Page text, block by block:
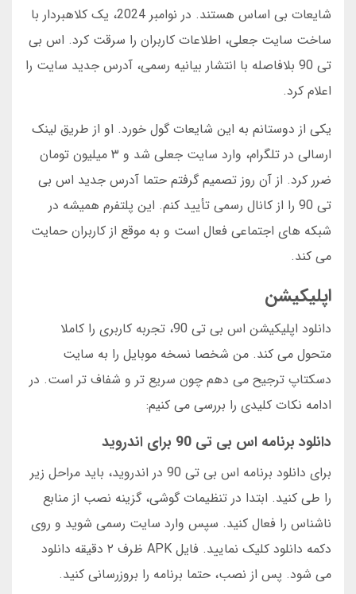
شایعات بی اساس هستند. در نوامبر 2024، یک کلاهبردار با
ساخت سایت جعلی، اطلاعات کاربران را سرقت کرد. اس بی
تی 90 بلافاصله با انتشار بیانیه رسمی، آدرس جدید سایت را
اعلام کرد.
یکی از دوستانم به این شایعات گول خورد. او از طریق لینک
ارسالی در تلگرام، وارد سایت جعلی شد و ۳ میلیون تومان
ضرر کرد. از آن روز تصمیم گرفتم حتما آدرس جدید اس بی
تی 90 را از کانال رسمی تأیید کنم. این پلتفرم همیشه در
شبکه های اجتماعی فعال است و به موقع از کاربران حمایت
می کند.
اپلیکیشن
دانلود اپلیکیشن اس بی تی 90، تجربه کاربری را کاملا
متحول می کند. من شخصا نسخه موبایل را به سایت
دسکتاپ ترجیح می دهم چون سریع تر و شفاف تر است. در
ادامه نکات کلیدی را بررسی می کنیم:
دانلود برنامه اس بی تی 90 برای اندروید
برای دانلود برنامه اس بی تی 90 در اندروید، باید مراحل زیر
را طی کنید. ابتدا در تنظیمات گوشی، گزینه نصب از منابع
ناشناس را فعال کنید. سپس وارد سایت رسمی شوید و روی
دکمه دانلود کلیک نمایید. فایل APK ظرف ۲ دقیقه دانلود
می شود. پس از نصب، حتما برنامه را بروزرسانی کنید.